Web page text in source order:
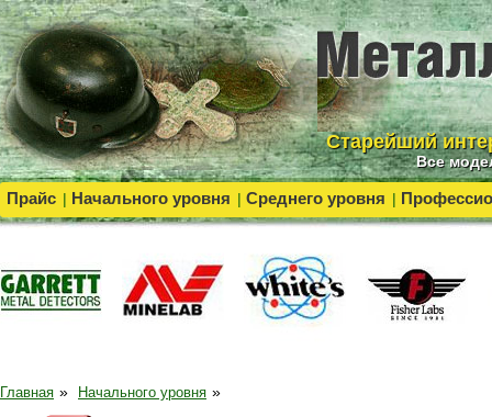
Cтарейший
Все
Прайс | Начального уровня | Среднего уровня |
Главная » Начального уровня »